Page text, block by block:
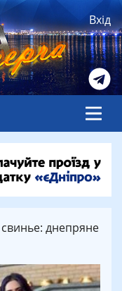
Вхід
свинье: днепряне